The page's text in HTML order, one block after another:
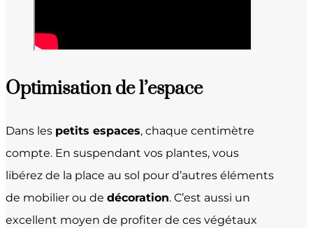
Optimisation de l’espace
Dans les petits espaces, chaque centimètre
compte. En suspendant vos plantes, vous
libérez de la place au sol pour d’autres éléments
de mobilier ou de décoration. C’est aussi un
excellent moyen de profiter de ces végétaux